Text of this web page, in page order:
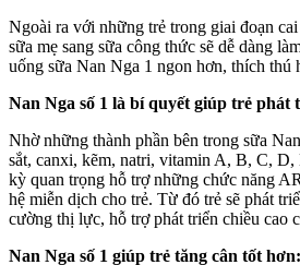
Ngoài ra với những trẻ trong giai đoạn
sữa mẹ sang sữa công thức sẽ dễ dàng
uống sữa Nan Nga 1 ngon hơn, thích thú
Nan Nga số 1 là bí quyết giúp trẻ phát
Nhờ những thành phần bên trong sữa
sắt, canxi, kẽm, natri, vitamin A, B, C,
kỳ quan trọng hỗ trợ những chức năng
hệ miễn dịch cho trẻ. Từ đó trẻ sẽ phát
cường thị lực, hỗ trợ phát triển chiều cao
Nan Nga số 1 giúp trẻ tăng cân tốt hơn: